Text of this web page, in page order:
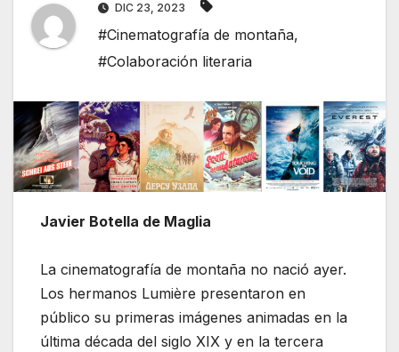
DIC 23, 2023
#Cinematografía de montaña,
#Colaboración literaria
Javier Botella de Maglia
La cinematografía de montaña no nació ayer.
Los hermanos Lumière presentaron en
público su primeras imágenes animadas en la
última década del siglo XIX y en la tercera